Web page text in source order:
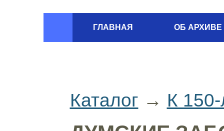
ГЛАВНАЯ ОБ АРХИВЕ
Каталог → К